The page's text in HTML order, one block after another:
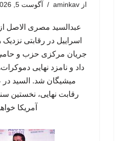
از aminkav آگوست 5, 2026
عبدالسید مصری الاصل
اسراییل در رقابتی
جریان مرکزی حزب و
داد و نامزد نهایی
میشیگان شد. السید
رقابت نهایی، نخستین
آمریکا